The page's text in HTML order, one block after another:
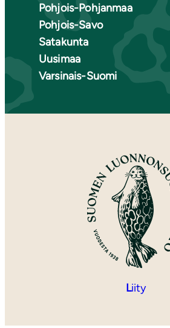
Pohjois-Pohjanmaa
Pohjois-Savo
Satakunta
Uusimaa
Varsinais-Suomi
Liity